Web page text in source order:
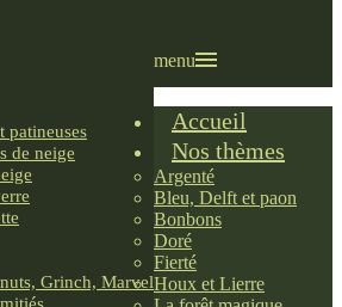
patineuses
de neige
Grinch, Marvel
menu
Accueil
Nos thèmes
Argenté
Bleu, Delft et paon
Bonbons
Doré
Fierté
Houx et Lierre